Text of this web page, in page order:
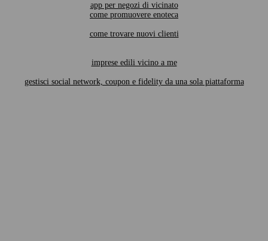
app per negozi di vicinato
come promuovere enoteca
come trovare nuovi clienti
imprese edili vicino a me
gestisci social network, coupon e fidelity da una sola piattaforma